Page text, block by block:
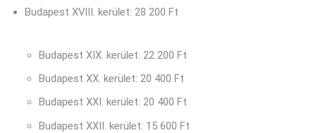
Budapest XVIII. kerület: 28 200 Ft
Budapest XIX. kerület: 22 200 Ft
Budapest XX. kerület: 20 400 Ft
Budapest XXI. kerület: 20 400 Ft
Budapest XXII. kerület: 15 600 Ft